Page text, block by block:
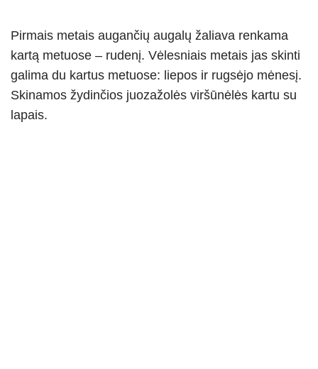
Pirmais metais augančių augalų žaliava renkama
kartą metuose – rudenį. Vėlesniais metais jas skinti
galima du kartus metuose: liepos ir rugsėjo mėnesį.
Skinamos žydinčios juozažolės viršūnėlės kartu su
lapais.